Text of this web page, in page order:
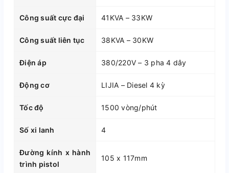
Công suất cực đại 41KVA – 33KW
Công suất liên tục 38KVA – 30KW
Điện áp 380/220V – 3 pha 4 dây
Động cơ LIJIA – Diesel 4 kỳ
Tốc độ 1500 vòng/phút
Số xi lanh 4
Đường kính x hành
trình pistol
105 x 117mm